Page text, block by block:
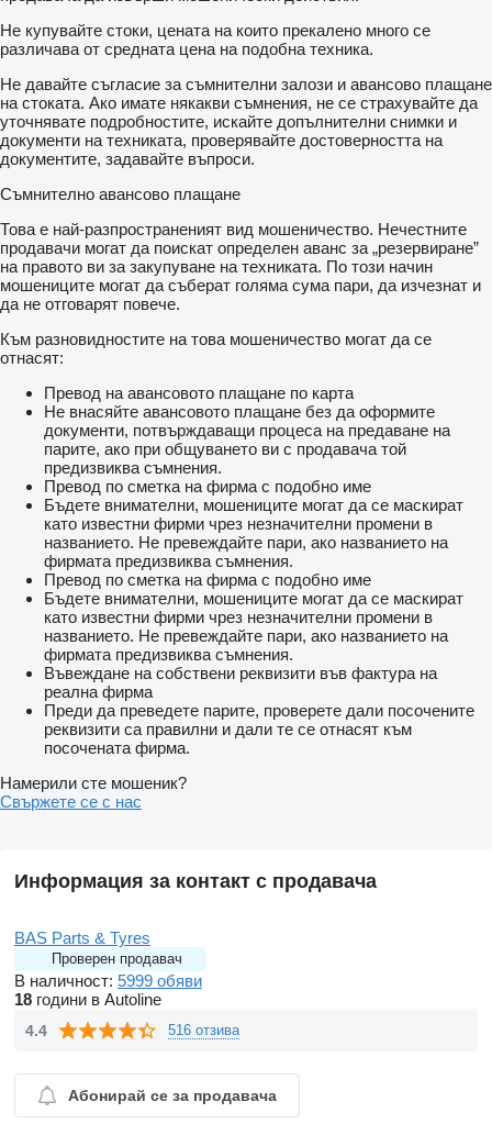
Не купувайте стоки, цената на които прекалено много се
различава от средната цена на подобна техника.
Не давайте съгласие за съмнителни залози и авансово плащане
на стоката. Ако имате някакви съмнения, не се страхувайте да
уточнявате подробностите, искайте допълнителни снимки и
документи на техниката, проверявайте достоверността на
документите, задавайте въпроси.
Съмнително авансово плащане
Това е най-разпространеният вид мошеничество. Нечестните
продавачи могат да поискат определен аванс за „резервиране”
на правото ви за закупуване на техниката. По този начин
мошениците могат да съберат голяма сума пари, да изчезнат и
да не отговарят повече.
Към разновидностите на това мошеничество могат да се
отнасят:
Превод на авансовото плащане по карта
Не внасяйте авансовото плащане без да оформите
документи, потвърждаващи процеса на предаване на
парите, ако при общуването ви с продавача той
предизвиква съмнения.
Превод по сметка на фирма с подобно име
Бъдете внимателни, мошениците могат да се маскират
като известни фирми чрез незначителни промени в
названието. Не превеждайте пари, ако названието на
фирмата предизвиква съмнения.
Превод по сметка на фирма с подобно име
Бъдете внимателни, мошениците могат да се маскират
като известни фирми чрез незначителни промени в
названието. Не превеждайте пари, ако названието на
фирмата предизвиква съмнения.
Въвеждане на собствени реквизити във фактура на
реална фирма
Преди да преведете парите, проверете дали посочените
реквизити са правилни и дали те се отнасят към
посочената фирма.
Намерили сте мошеник?
Свържете се с нас
Информация за контакт с продавача
BAS Parts & Tyres
Проверен продавач
В наличност: 5999 обяви
18 години в Autoline
4.4 516 отзива
Абонирай се за продавача